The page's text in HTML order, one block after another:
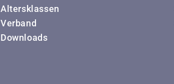
Altersklassen
Verband
Downloads